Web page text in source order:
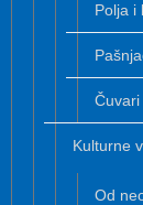
Polja i
Kulturne
Od